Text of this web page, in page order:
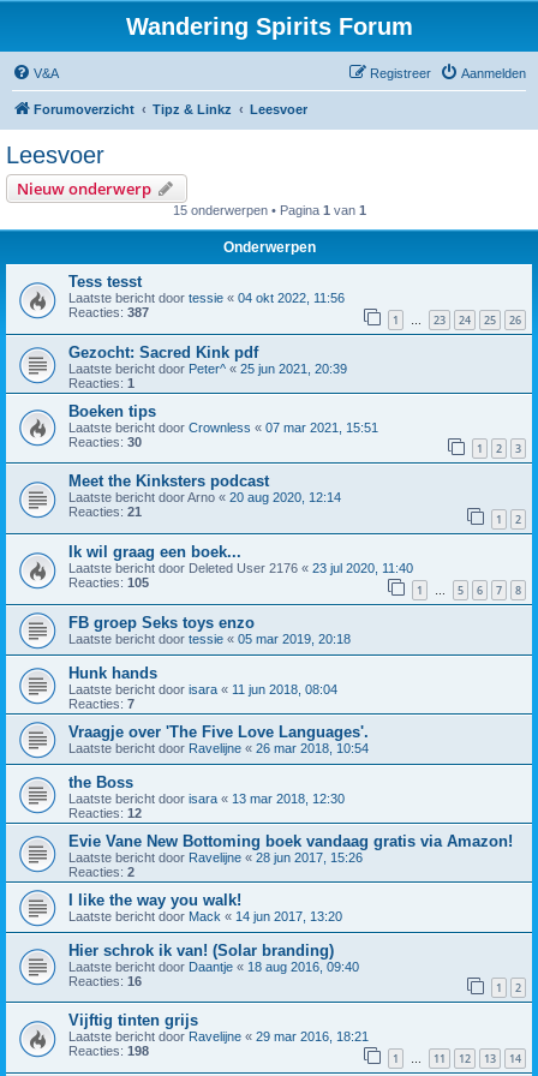
Wandering Spirits Forum
V&A Aanmelden
Registreer
Forumoverzicht Tipz & Linkz Leesvoer
Leesvoer
Nieuw onderwerp
15 onderwerpen • Pagina 1 van 1
Onderwerpen
Tess tesst
Laatste bericht door tessie « 04 okt 2022, 11:56
Reacties: 387 1 … 23 24 25 26
Gezocht: Sacred Kink pdf
Laatste bericht door Peter^ « 25 jun 2021, 20:39
Reacties: 1
Boeken tips
Laatste bericht door Crownless « 07 mar 2021, 15:51
Reacties: 30 1 2 3
Meet the Kinksters podcast
Laatste bericht doorArno « 20 aug 2020, 12:14
Reacties: 21 1 2
Ik wil graag een boek...
Laatste bericht door Deleted User 2176 « 23 jul 2020, 11:40
Reacties: 105 1 … 5 6 7 8
FB groep Seks toys enzo
Laatste bericht door tessie « 05 mar 2019, 20:18
Hunk hands
Laatste bericht door isara « 11 jun 2018, 08:04
Reacties: 7
Vraagje over 'The Five Love Languages'.
Laatste bericht door Ravelijne « 26 mar 2018, 10:54
the Boss
Laatste bericht door isara « 13 mar 2018, 12:30
Reacties: 12
Evie Vane New Bottoming boek vandaag gratis via Amazon!
Laatste bericht door Ravelijne « 28 jun 2017, 15:26
Reacties: 2
I like the way you walk!
Laatste bericht door Mack « 14 jun 2017, 13:20
Hier schrok ik van! (Solar branding)
Laatste bericht door Daantje « 18 aug 2016, 09:40
Reacties: 16 1 2
Vijftig tinten grijs
Laatste bericht door Ravelijne « 29 mar 2016, 18:21
Reacties: 198 1 … 11 12 13 14